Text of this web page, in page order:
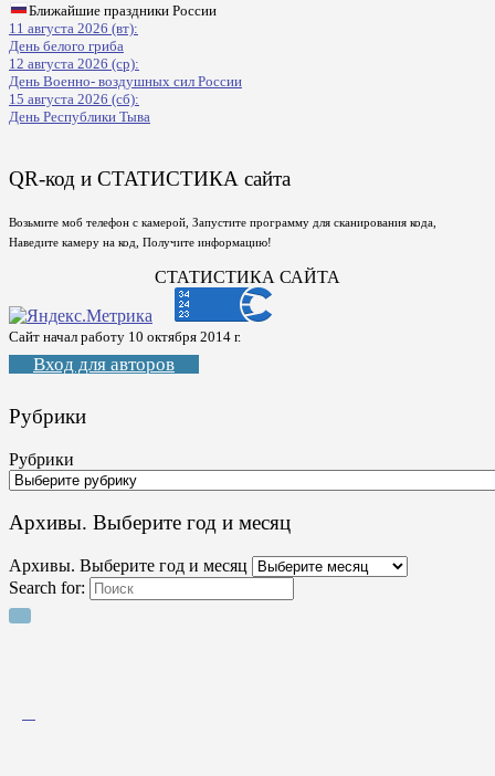
Ближайшие праздники России
11 августа 2026 (вт):
День белого гриба
12 августа 2026 (ср):
День Военно- воздушных сил России
15 августа 2026 (сб):
День Республики Тыва
QR-код и СТАТИСТИКА сайта
Возьмите моб телефон с камерой, Запустите программу для сканирования кода,
Наведите камеру на код, Получите информацию!
СТАТИСТИКА САЙТА
Сайт начал работу 10 октября 2014 г.
Вход для авторов
Рубрики
Рубрики
Архивы. Выберите год и месяц
Архивы. Выберите год и месяц
Search for: